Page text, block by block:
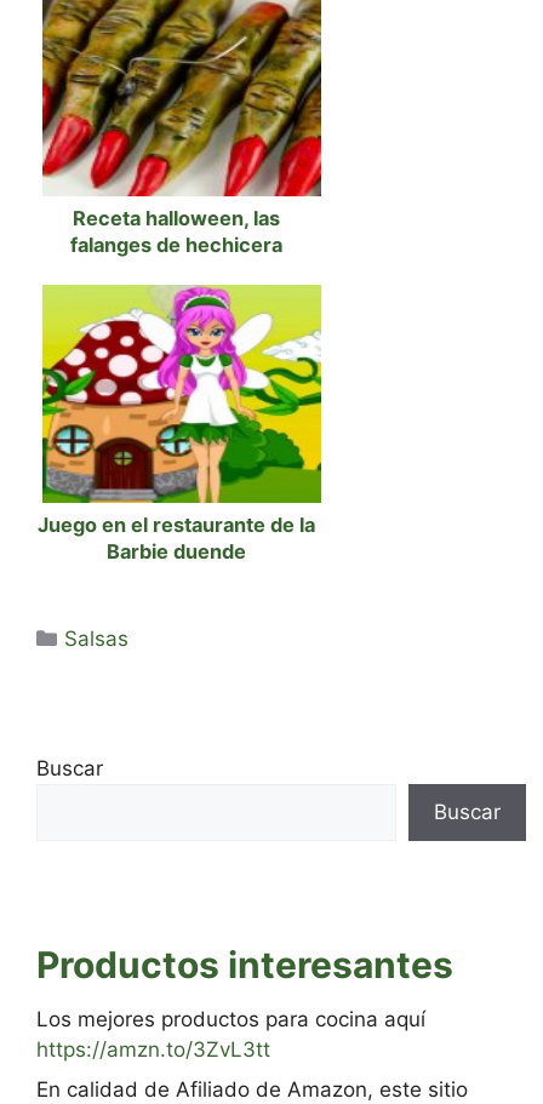
Receta halloween, las
falanges de hechicera
Juego en el restaurante de la
Barbie duende
Categorías
Salsas
Buscar
Buscar
Productos interesantes
Los mejores productos para cocina aquí
https://amzn.to/3ZvL3tt
En calidad de Afiliado de Amazon, este sitio